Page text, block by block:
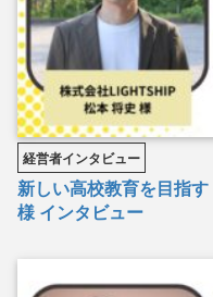
経営者インタビュー
新しい高校教育を目指
様 インタビュー